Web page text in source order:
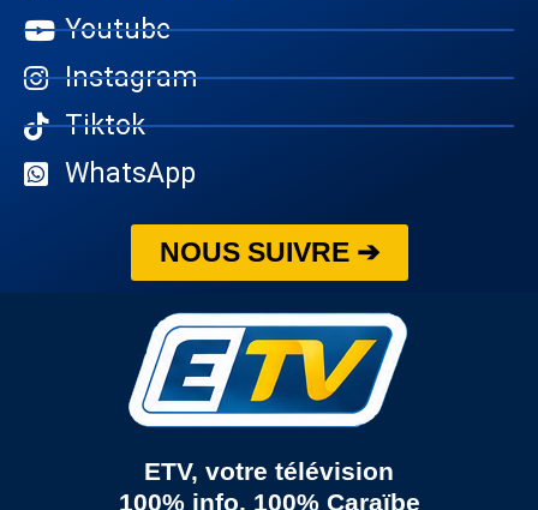
Youtube
Instagram
Tiktok
WhatsApp
NOUS SUIVRE ➔
ETV, votre télévision
100% info, 100% Caraïbe